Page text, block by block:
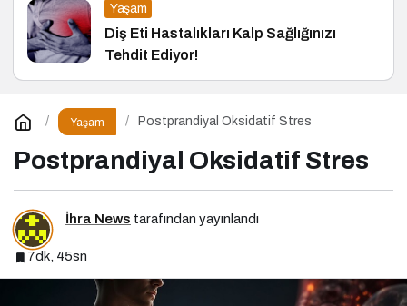
Yaşam
Diş Eti Hastalıkları Kalp Sağlığınızı
Tehdit Ediyor!
Yaşam Postprandiyal Oksidatif Stres
Postprandiyal Oksidatif Stres
İhra News tarafından yayınlandı
7dk, 45sn